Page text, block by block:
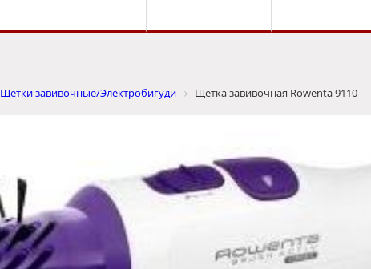
Щетки завивочные/Электробигуди Щетка завивочная Rowenta 9110